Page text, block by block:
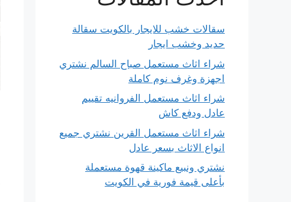
سقالات خشب للايجار بالكويت سقالة
حديد وخشب ايجار
شراء اثاث مستعمل صباح السالم نشتري
اجهزة وغرف نوم كاملة
شراء اثاث مستعمل الفروانيه تقييم
عادل ودفع كاش
شراء اثاث مستعمل القرين نشتري جميع
انواع الاثاث بسعر عادل
نشتري ونبيع ماكينة قهوة مستعملة
بأعلى قيمة فورية في الكويت